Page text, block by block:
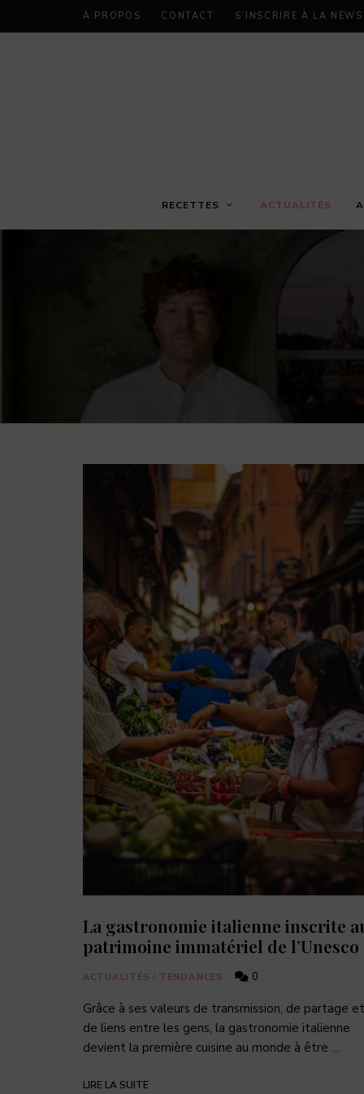
À PROPOS CONTACT S’INSCRIRE À LA
RECETTES ACTUALITÉS
La gastronomie italienne inscrite
patrimoine immatériel de l’Unesco
ACTUALITÉS / TENDANCES 0
Grâce à ses valeurs de transmission, de partage et
de liens entre les gens, la gastronomie italienne
devient la première cuisine au monde à être …
LIRE LA SUITE